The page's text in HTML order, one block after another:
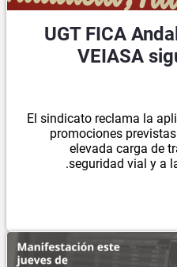
UGT FICA
VEIASA
El sindicato reclama la
promociones
elevada carga de
seguridad vial y a